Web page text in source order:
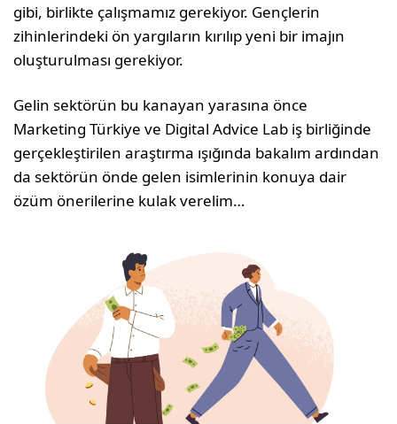
gibi, birlikte çalışmamız gerekiyor. Gençlerin
zihinlerindeki ön yargıların kırılıp yeni bir imajın
oluşturulması gerekiyor.
Gelin sektörün bu kanayan yarasına önce
Marketing Türkiye ve Digital Advice Lab iş birliğinde
gerçekleştirilen araştırma ışığında bakalım ardından
da sektörün önde gelen isimlerinin konuya dair
özüm önerilerine kulak verelim…